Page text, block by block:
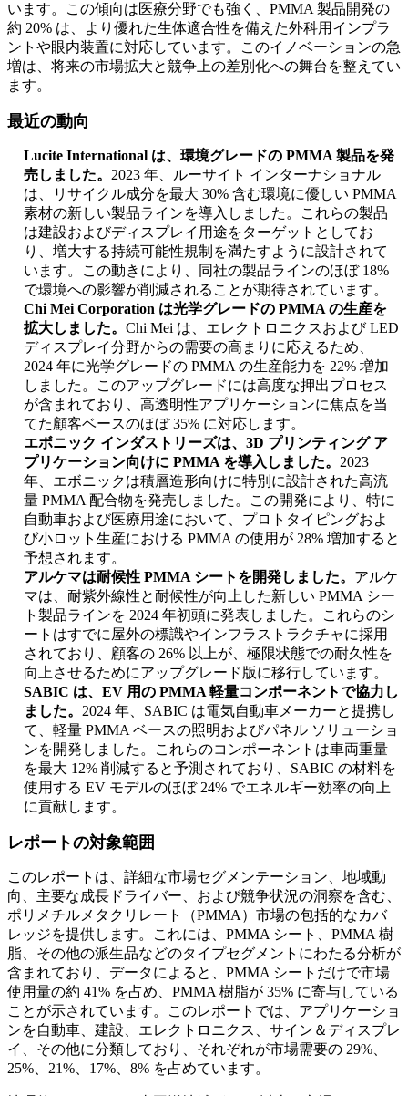
います。この傾向は医療分野でも強く、PMMA 製品開発の
約 20% は、より優れた生体適合性を備えた外科用インプラ
ントや眼内装置に対応しています。このイノベーションの急
増は、将来の市場拡大と競争上の差別化への舞台を整えてい
ます。
最近の動向
Lucite International は、環境グレードの PMMA 製品を発
売しました。 2023 年、ルーサイト インターナショナル
は、リサイクル成分を最大 30% 含む環境に優しい PMMA
素材の新しい製品ラインを導入しました。これらの製品
は建設およびディスプレイ用途をターゲットとしてお
り、増大する持続可能性規制を満たすように設計されて
います。この動きにより、同社の製品ラインのほぼ 18%
で環境への影響が削減されることが期待されています。
Chi Mei Corporation は光学グレードの PMMA の生産を
拡大しました。 Chi Mei は、エレクトロニクスおよび LED
ディスプレイ分野からの需要の高まりに応えるため、
2024 年に光学グレードの PMMA の生産能力を 22% 増加
しました。このアップグレードには高度な押出プロセス
が含まれており、高透明性アプリケーションに焦点を当
てた顧客ベースのほぼ 35% に対応します。
エボニック インダストリーズは、3D プリンティング ア
プリケーション向けに PMMA を導入しました。 2023
年、エボニックは積層造形向けに特別に設計された高流
量 PMMA 配合物を発売しました。この開発により、特に
自動車および医療用途において、プロトタイピングおよ
び小ロット生産における PMMA の使用が 28% 増加すると
予想されます。
アルケマは耐候性 PMMA シートを開発しました。 アルケ
マは、耐紫外線性と耐候性が向上した新しい PMMA シー
ト製品ラインを 2024 年初頭に発表しました。これらのシ
ートはすでに屋外の標識やインフラストラクチャに採用
されており、顧客の 26% 以上が、極限状態での耐久性を
向上させるためにアップグレード版に移行しています。
SABIC は、EV 用の PMMA 軽量コンポーネントで協力し
ました。 2024 年、SABIC は電気自動車メーカーと提携し
て、軽量 PMMA ベースの照明およびパネル ソリューショ
ンを開発しました。これらのコンポーネントは車両重量
を最大 12% 削減すると予測されており、SABIC の材料を
使用する EV モデルのほぼ 24% でエネルギー効率の向上
に貢献します。
レポートの対象範囲
このレポートは、詳細な市場セグメンテーション、地域動
向、主要な成長ドライバー、および競争状況の洞察を含む、
ポリメチルメタクリレート（PMMA）市場の包括的なカバ
レッジを提供します。これには、PMMA シート、PMMA 樹
脂、その他の派生品などのタイプセグメントにわたる分析が
含まれており、データによると、PMMA シートだけで市場
使用量の約 41% を占め、PMMA 樹脂が 35% に寄与している
ことが示されています。このレポートでは、アプリケーショ
ンを自動車、建設、エレクトロニクス、サイン＆ディスプレ
イ、その他に分類しており、それぞれが市場需要の 29%、
25%、21%、17%、8% を占めています。